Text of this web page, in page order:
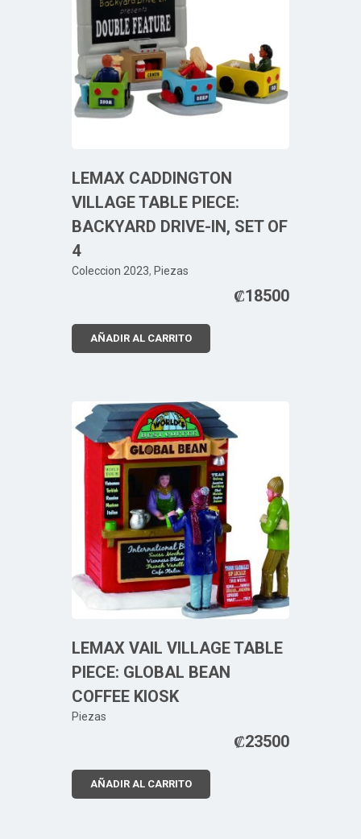
LEMAX CADDINGTON
VILLAGE TABLE PIECE:
BACKYARD DRIVE-IN, SET OF
4
Coleccion 2023, Piezas
₡18500
AÑADIR AL CARRITO
LEMAX VAIL VILLAGE TABLE
PIECE: GLOBAL BEAN
COFFEE KIOSK
Piezas
₡23500
AÑADIR AL CARRITO